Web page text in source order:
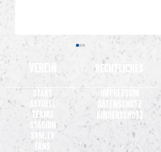
Gemeinsames Statement der
Clubs der 3. Liga
Verein Rechtliches
Start
Aktuell
Teams
Stadion
SVM.TV
Fans
Impressum
Datenschutz
Kinderschutz